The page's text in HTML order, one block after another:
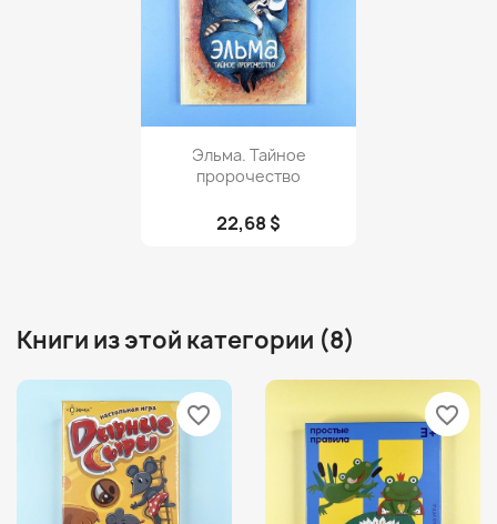
Просмотр
Эльма. Тайное
пророчество
22,68 $
Книги из этой категории (8)
favorite_border favorite_border